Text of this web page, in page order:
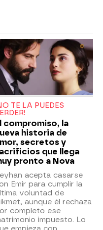
TE LA PUEDES
compromiso, la
historia de
secretos y
que llega
pronto a Nova
acepta casarse
Emir para cumplir la
voluntad de
aunque él rechaza
completo ese
impuesto. Lo